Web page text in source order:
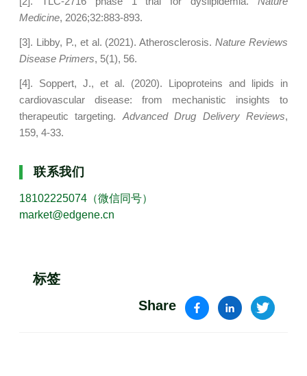
Medicine, 2026;32:883-893.
[3]. Libby, P., et al. (2021). Atherosclerosis.Nature Reviews
Disease Primers, 5(1), 56.
[4]. Soppert, J., et al. (2020). Lipoproteins and lipids in
cardiovascular disease: from mechanistic insights to
therapeutic targeting. Advanced Drug Delivery Reviews,
159, 4-33.
联系我们
18102225074（微信同号）
market@edgene.cn
标签
Share